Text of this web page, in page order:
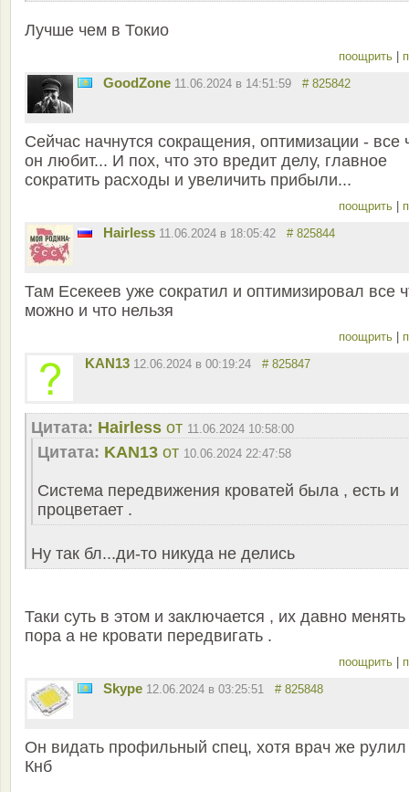
Лучше чем в Токио
поощрить
GoodZone 11.06.2024 в 14:51:59 # 825842
Сейчас начнутся сокращения, оптимизации - все
он любит... И пох, что это вредит делу, главное
сократить расходы и увеличить прибыли...
поощрить
Hairless 11.06.2024 в 18:05:42 # 825844
Там Есекеев уже сократил и оптимизировал все
можно и что нельзя
поощрить
KAN13 12.06.2024 в 00:19:24 # 825847
Цитата: Hairless от 11.06.2024 10:58:00
Цитата: KAN13 от 10.06.2024 22:47:58
Система передвижения кроватей была , есть и
процветает .
Ну так бл...ди-то никуда не делись
Таки суть в этом и заключается , их давно менять
пора а не кровати передвигать .
поощрить
Skype 12.06.2024 в 03:25:51 # 825848
Он видать профильный спец, хотя врач же рулил
Кнб